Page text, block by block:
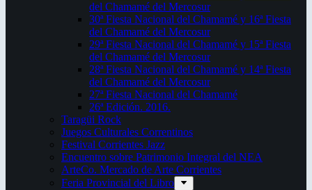
del Chamamé del Mercosur
30ª Fiesta Nacional del Chamamé y 16ª Fiesta
del Chamamé del Mercosur
29ª Fiesta Nacional del Chamamé y 15ª Fiesta
del Chamamé del Mercosur
28ª Fiesta Nacional del Chamamé y 14ª Fiesta
del Chamamé del Mercosur
27ª Fiesta Nacional del Chamamé
26ª Edición. 2016.
Taragüi Rock
Juegos Culturales Correntinos
Festival Corrientes Jazz
Encuentro sobre Patrimonio Integral del NEA
ArteCo. Mercado de Arte Corrientes
Feria Provincial del Libro